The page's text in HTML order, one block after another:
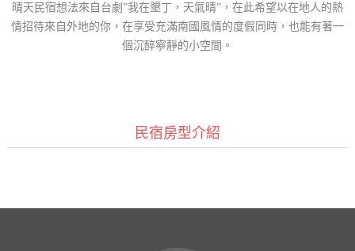
晴天民宿想法來自台劇”我在墾丁，天氣晴”，在此希望以在地人的熱
情招待來自外地的你，在享受充滿南國風情的度假同時，也能有著一
個沉醉寧靜的小空間。
民宿房型介紹